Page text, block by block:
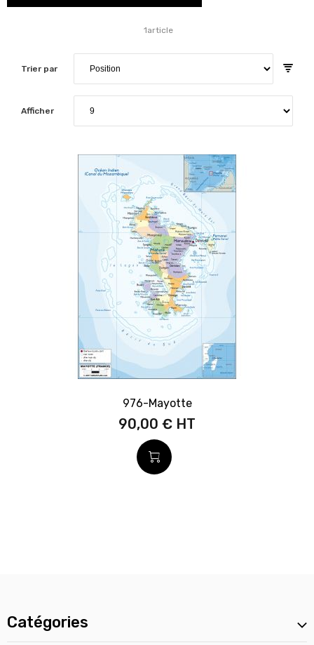
Trier par
1article
Afficher
976-Mayotte
90,00 €
Catégories